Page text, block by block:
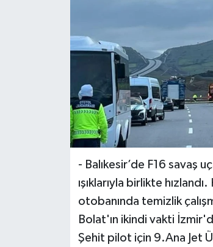
- Balıkesir’de F16 savaş
ışıklarıyla birlikte
otobanında temizlik
Bolat'ın ikindi vakti
Şehit pilot için 9.Ana Jet